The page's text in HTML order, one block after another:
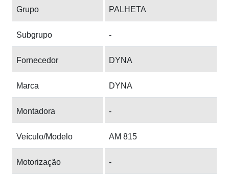
Grupo PALHETA
Subgrupo -
Fornecedor DYNA
Marca DYNA
Montadora -
Veículo/Modelo AM 815
Motorização -